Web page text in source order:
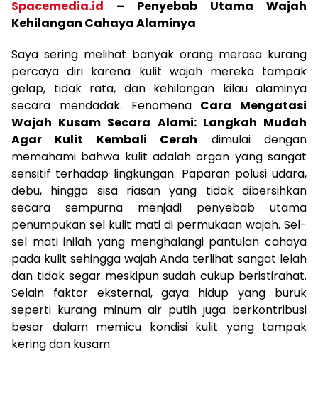
Spacemedia.id – Penyebab Utama Wajah
Kehilangan Cahaya Alaminya
Saya sering melihat banyak orang merasa kurang
percaya diri karena kulit wajah mereka tampak
gelap, tidak rata, dan kehilangan kilau alaminya
secara mendadak. Fenomena Cara Mengatasi
Wajah Kusam Secara Alami: Langkah Mudah
Agar Kulit Kembali Cerah dimulai dengan
memahami bahwa kulit adalah organ yang sangat
sensitif terhadap lingkungan. Paparan polusi udara,
debu, hingga sisa riasan yang tidak dibersihkan
secara sempurna menjadi penyebab utama
penumpukan sel kulit mati di permukaan wajah. Sel-
sel mati inilah yang menghalangi pantulan cahaya
pada kulit sehingga wajah Anda terlihat sangat lelah
dan tidak segar meskipun sudah cukup beristirahat.
Selain faktor eksternal, gaya hidup yang buruk
seperti kurang minum air putih juga berkontribusi
besar dalam memicu kondisi kulit yang tampak
kering dan kusam.